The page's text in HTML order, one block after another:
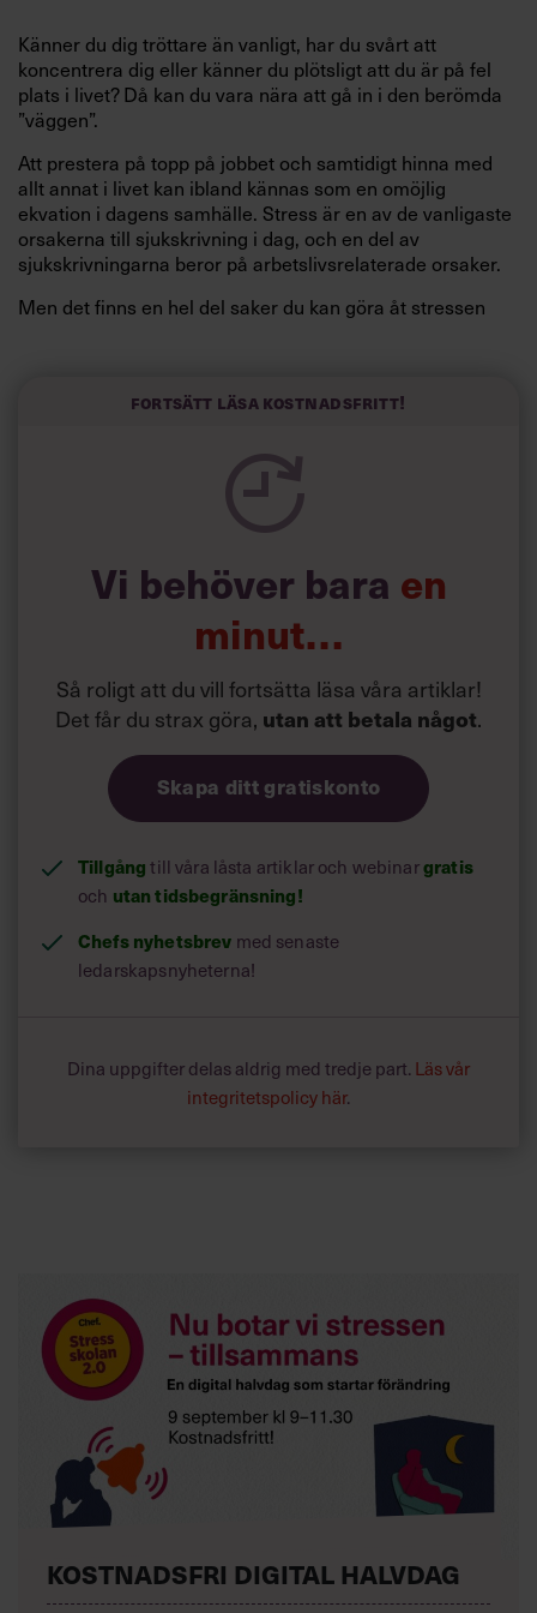
Känner du dig tröttare än vanligt, har du svårt att
koncentrera dig eller känner du plötsligt att du är på fel
plats i livet? Då kan du vara nära att gå in i den berömda
”väggen”.
Att prestera på topp på jobbet och samtidigt hinna med
allt annat i livet kan ibland kännas som en omöjlig
ekvation i dagens samhälle. Stress är en av de vanligaste
orsakerna till sjukskrivning i dag, och en del av
sjukskrivningarna beror på arbetslivsrelaterade orsaker.
Men det finns en hel del saker du kan göra åt stressen
Rotyston Guest 5 tecken på att du hamnat i riskzonen för
1. Psykiska och fysiska symtom
Stress och trötthet visar sig ofta både som fysiska och
psykiska symtom. Fundera på om du har märkt av dessa
förändringar i ditt beteende:
Fortsätt läsa kostnadsfritt!
Vi behöver bara en
minut…
Så roligt att du vill fortsätta läsa våra artiklar!
Det får du strax göra, utan att betala något.
Skapa ditt gratiskonto
Tillgångtill våra låsta artiklar och webinargratis
och utan tidsbegränsning!
Chefs nyhetsbrev med senaste
ledarskapsnyheterna!
Dina uppgifter delas aldrig med tredje part. Läs vår
integritetspolicy här.
KOSTNADSFRI DIGITAL HALVDAG